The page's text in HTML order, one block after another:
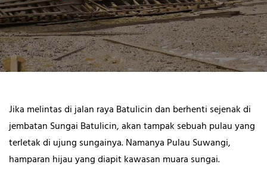
Jika melintas di jalan raya Batulicin dan berhenti sejenak di
jembatan Sungai Batulicin, akan tampak sebuah pulau yang
terletak di ujung sungainya. Namanya Pulau Suwangi,
hamparan hijau yang diapit kawasan muara sungai.